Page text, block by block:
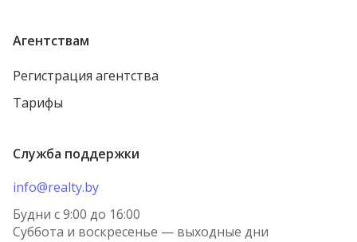
Агентствам
Регистрация агентства
Тарифы
Служба поддержки
info@realty.by
Будни с 9:00 до 16:00
Суббота и воскресенье — выходные дни